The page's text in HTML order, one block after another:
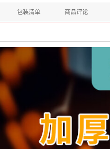
包装清单 商品评论